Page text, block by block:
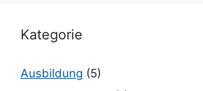
Kategorie
Ausbildung (5)